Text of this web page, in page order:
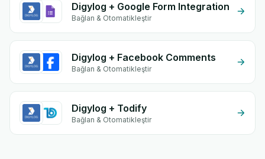
Digylog + Google Form Integration
Bağlan & Otomatikleştir
Digylog + Facebook Comments
Bağlan & Otomatikleştir
Digylog + Todify
Bağlan & Otomatikleştir